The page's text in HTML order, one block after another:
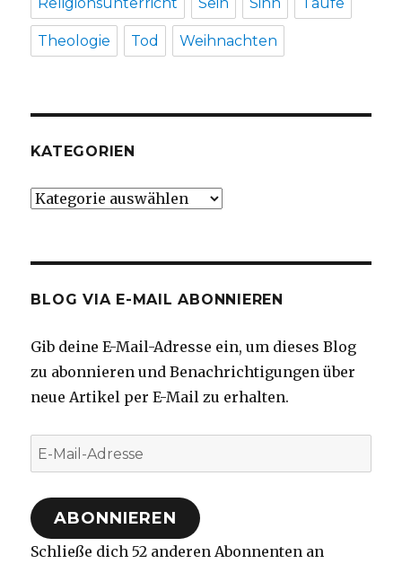
Theologie Tod Weihnachten
KATEGORIEN
Kategorien
BLOG VIA E-MAIL ABONNIEREN
Gib deine E-Mail-Adresse ein, um dieses Blog
zu abonnieren und Benachrichtigungen über
neue Artikel per E-Mail zu erhalten.
E-
Mail-
Adresse
ABONNIEREN
Schließe dich 52 anderen Abonnenten an